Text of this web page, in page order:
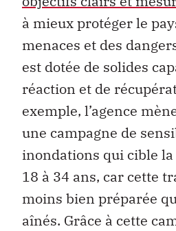
à mieux protéger le
menaces et des
est dotée de solides
réaction et de
exemple, l’agence
une campagne de
inondations qui cible
18 à 34 ans, car cette
moins bien préparée
aînés. Grâce à cette